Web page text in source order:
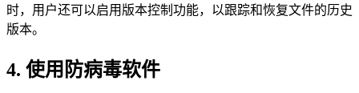
时，用户还可以启用版本控制功能，以跟踪和恢复文件的历史
版本。
4. 使用防病毒软件